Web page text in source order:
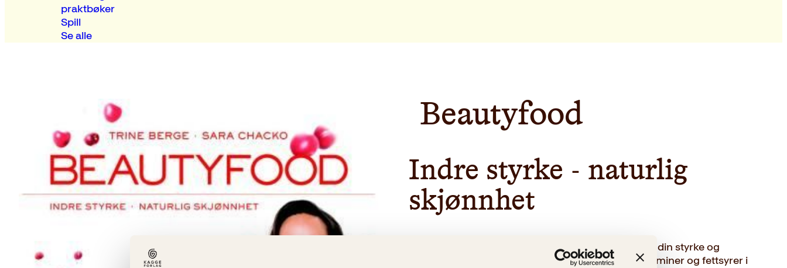
praktbøker
Spill
Se alle
Beautyfood
Indre styrke - naturlig
skjønnhet
Forfatterne gir råd om hvordan du kan bringe frem din styrke og
skjønnhet ved å inkludere supermat, mineraler, vitaminer og fettsyrer i